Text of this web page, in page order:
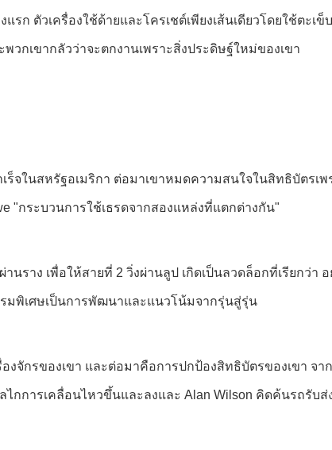
รก ตัวเครื่องใช้ด้ายและโครเชต์เพียงเส้นเดียวโดยใช้ตะ
วกเขากลัวว่าจะตกงานเพราะสิ่งประดิษฐ์ใหม่ของเขา
จในสหรัฐอเมริกา ต่อมาเขาหมดความสนใจในสิทธิบัตรเ
"กระบวนการใช้เธรดจากสองแหล่งที่แตกต่างกัน"
นราง เพื่อให้สายที่ 2 วิ่งผ่านลูป เกิดเป็นลวดล็อกที่เรียกว่
มพิเศษเป็นการพัฒนาและแนวโน้มจากรุ่นสู่รุ่น
จักรของเขา และต่อมาคือการปกป้องสิทธิบัตรของเขา จา
กการเคลื่อนไหวขึ้นและลงและ Alan Wilson คิดค้นรถรับ